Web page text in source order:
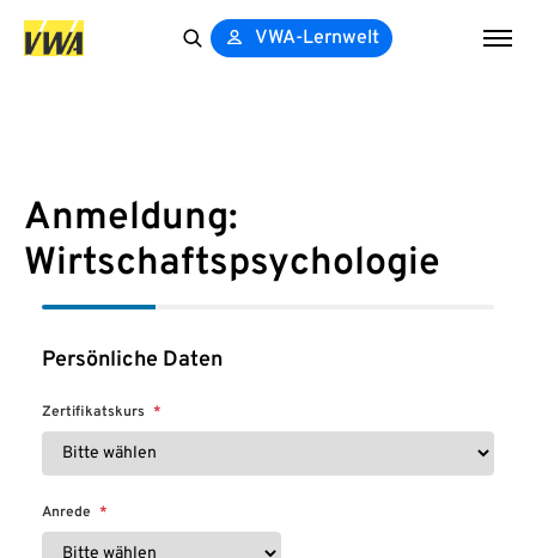
VWA-Lernwelt
Anmeldung:
Wirtschaftspsychologie
Persönliche Daten
Zertifikatskurs *
Anrede *